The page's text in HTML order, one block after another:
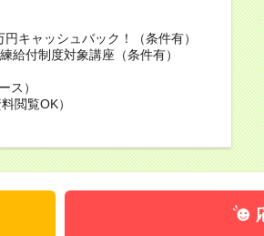
キャッシュバック！（条件有）
給付制度対象講座（条件有）
ス）
閲覧OK）